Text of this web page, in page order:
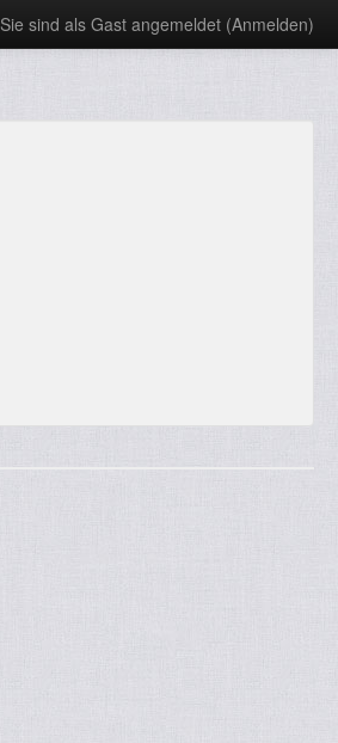
Sie sind als Gast angemeldet (Anmelden)